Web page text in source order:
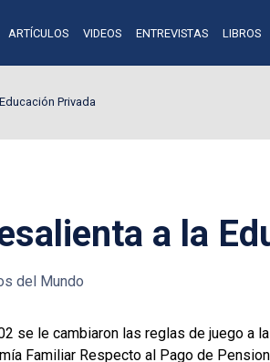
ARTÍCULOS VIDEOS ENTREVISTAS LIBROS
Privada
a la
del Mundo
se le cambiaron las reglas de juego a
Familiar Respecto al Pago de